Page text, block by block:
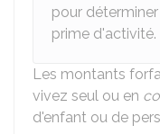
pour
prime d'activité.
Les montants
vivez seul ou en
d'enfant ou de